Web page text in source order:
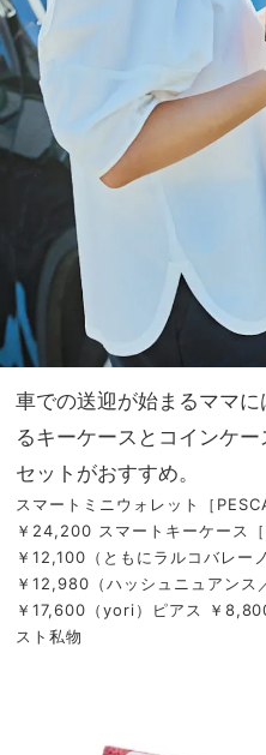
車での送迎が始まるママ
るキーケースとコインケ
セットがおすすめ。
スマートミニウォレット［
￥24,200 スマートキーケース
￥12,100（ともにラルコバレー
￥12,980（ハッシュニュアンス
￥17,600（yori）ピアス ￥
スト私物